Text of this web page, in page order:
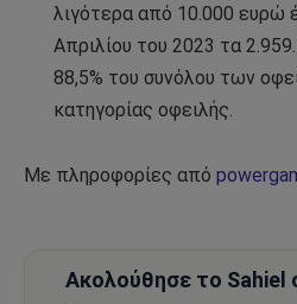
λιγότερα από 10.000 ευρώ
Απριλίου του 2023 τα
88,5% του συνόλου των
κατηγορίας οφειλής.
Με πληροφορίες από
Ακολούθησε το Sahiel